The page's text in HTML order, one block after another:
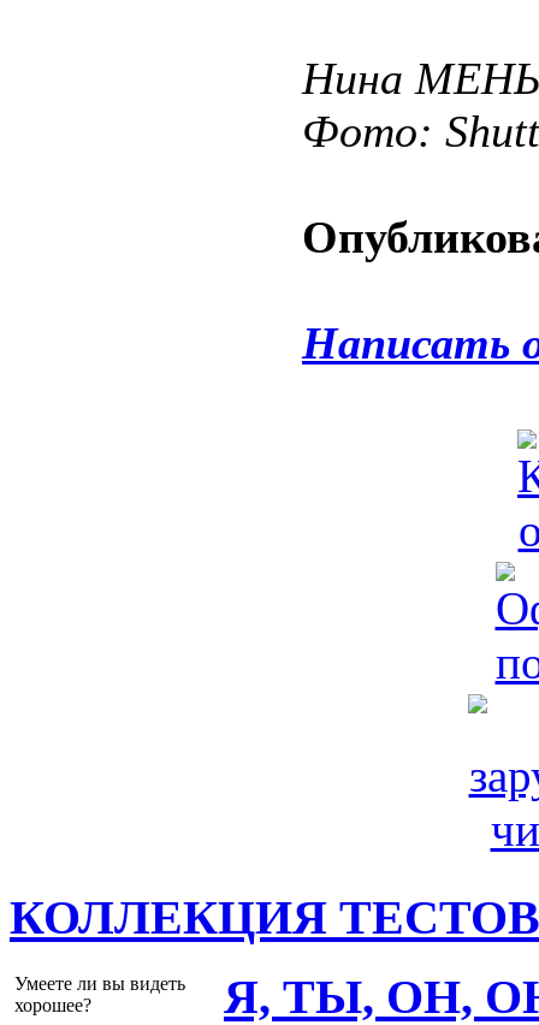
Нина
Фото:
Написать
КОЛЛЕКЦИЯ ТЕСТОВ
Умеете ли вы видеть
хорошее?
Я, ТЫ, ОН,